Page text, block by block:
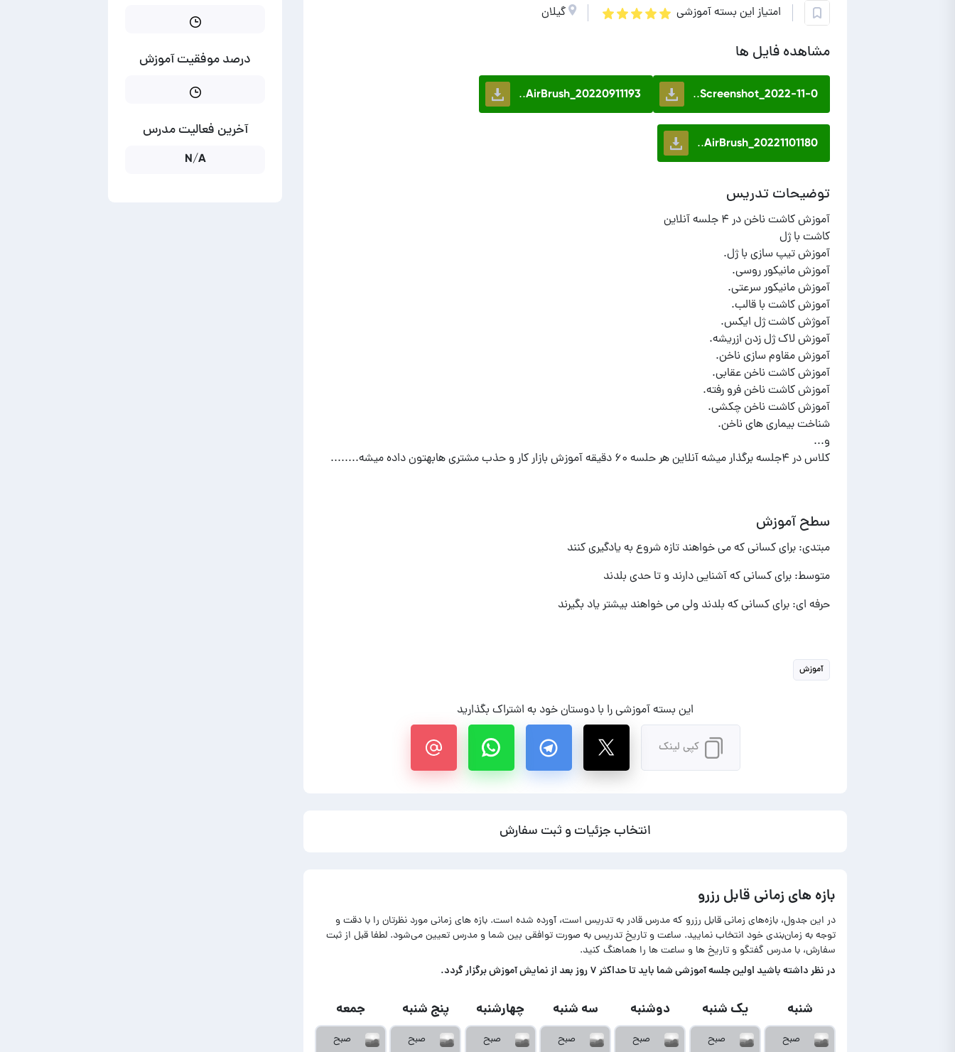
امتیاز این بسته آموزشی گیلان
مشاهده فایل ها
Screenshot_2022-11-0..
AirBrush_20220911193..
AirBrush_20221101180..
توضیحات تدریس
کلاس در ۴جلسه برگذار میشه آنلاین هر حلسه ۶۰ دقیقه آموزش بازار کار و حذب مشتری هابهتون داده میشه........
سطح آموزش
مبتدی: برای کسانی که می خواهند تازه شروع به یادگیری کنند
متوسط: برای کسانی که آشنایی دارند و تا حدی بلدند
حرفه ای: برای کسانی که بلدند ولی می خواهند بیشتر یاد بگیرند
آموزش
این بسته آموزشی را با دوستان خود به اشتراک بگذارید
کپی لینک
انتخاب جزئیات و ثبت سفارش
بازه های زمانی قابل رزرو
در این جدول، بازه‌های زمانی قابل رزرو که مدرس قادر به تدریس است، آورده شده است. بازه های زمانی مورد نظرتان را با دقت و
توجه به زمان‌بندی خود انتخاب نمایید. ساعت و تاریخ تدریس به صورت توافقی بین شما و مدرس تعیین می‌شود. لطفا قبل از ثبت
سفارش، با مدرس گفتگو و تاریخ ها و ساعت ها را هماهنگ کنید.
در‌ نظر داشته باشید اولین جلسه آموزشی شما باید تا حداکثر ۷ روز بعد از نمایش آموزش برگزار گردد.
شنبه
صبح
یک شنبه
صبح
دوشنبه
صبح
سه شنبه
صبح
چهارشنبه
صبح
پنج شنبه
صبح
جمعه
صبح
درصد موفقیت آموزش
آخرین فعالیت مدرس
N/A